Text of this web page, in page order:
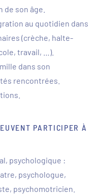
son âge.
au quotidien dans
(crèche, halte-
travail, …).
dans son
rencontrées.
PARTICIPER À
psychologique :
psychologue,
psychomotricien.